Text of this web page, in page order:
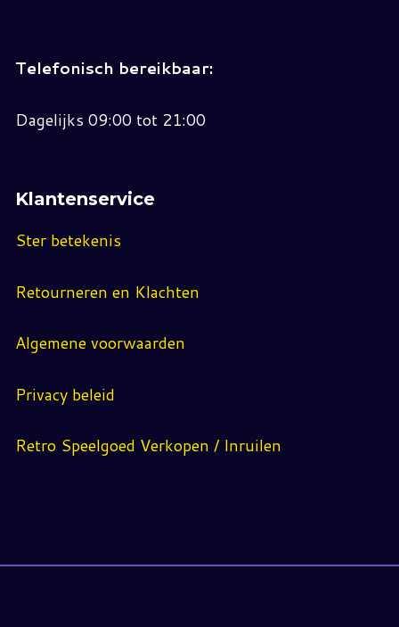
Telefonisch bereikbaar:
Dagelijks 09:00 tot 21:00
Klantenservice
Ster betekenis
Retourneren en Klachten
Algemene voorwaarden
Privacy beleid
Retro Speelgoed Verkopen / Inruilen